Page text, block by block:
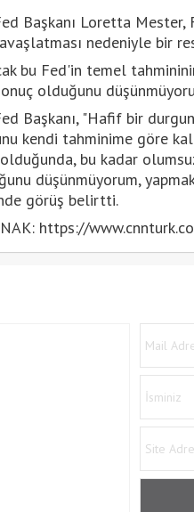
Başkanı Loretta Mester,
nedeniyle bir
bu Fed'in temel
olduğunu
Başkanı, "Hafif bir
kendi tahminime göre
bu kadar
düşünmüyorum,
görüş belirtti.
https://